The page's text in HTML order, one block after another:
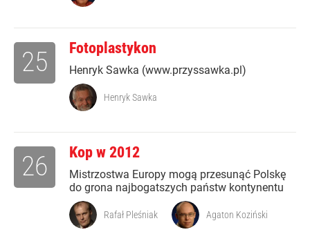
Fotoplastykon
Henryk Sawka (www.przyssawka.pl)
25
Henryk Sawka
Kop w 2012
Mistrzostwa Europy mogą przesunąć Polskę
do grona najbogatszych państw kontynentu
26
Rafał Pleśniak Agaton Koziński